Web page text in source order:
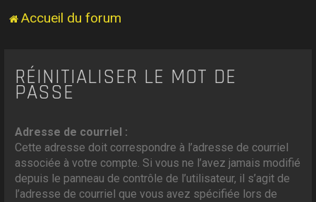
Accueil du forum
RÉINITIALISER LE MOT DE
PASSE
Adresse de courriel :
Cette adresse doit correspondre à l’adresse de courriel
associée à votre compte. Si vous ne l’avez jamais modifié
depuis le panneau de contrôle de l’utilisateur, il s’agit de
l’adresse de courriel que vous avez spécifiée lors de